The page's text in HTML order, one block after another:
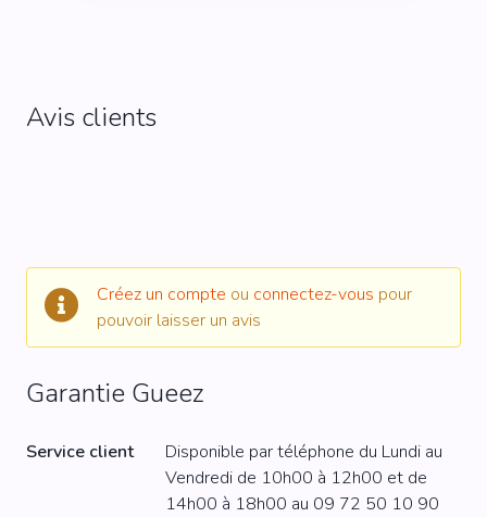
Avis clients
Créez un compte ou connectez-vous pour
pouvoir laisser un avis
Garantie Gueez
Service client
Disponible par téléphone du Lundi au
Vendredi de 10h00 à 12h00 et de
14h00 à 18h00 au 09 72 50 10 90